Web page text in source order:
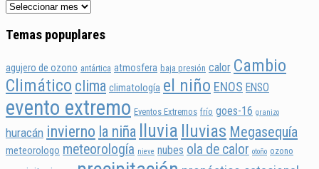
Temas popuplares
agujero de ozono antártica atmosfera baja presión calor Cambio
Climático clima climatología el niño ENOS ENSO
evento extremo Eventos Extremos frío goes-16 granizo
huracán invierno la niña lluvia lluvias Megasequía
meteorologo meteorología nieve nubes ola de calor otoño ozono